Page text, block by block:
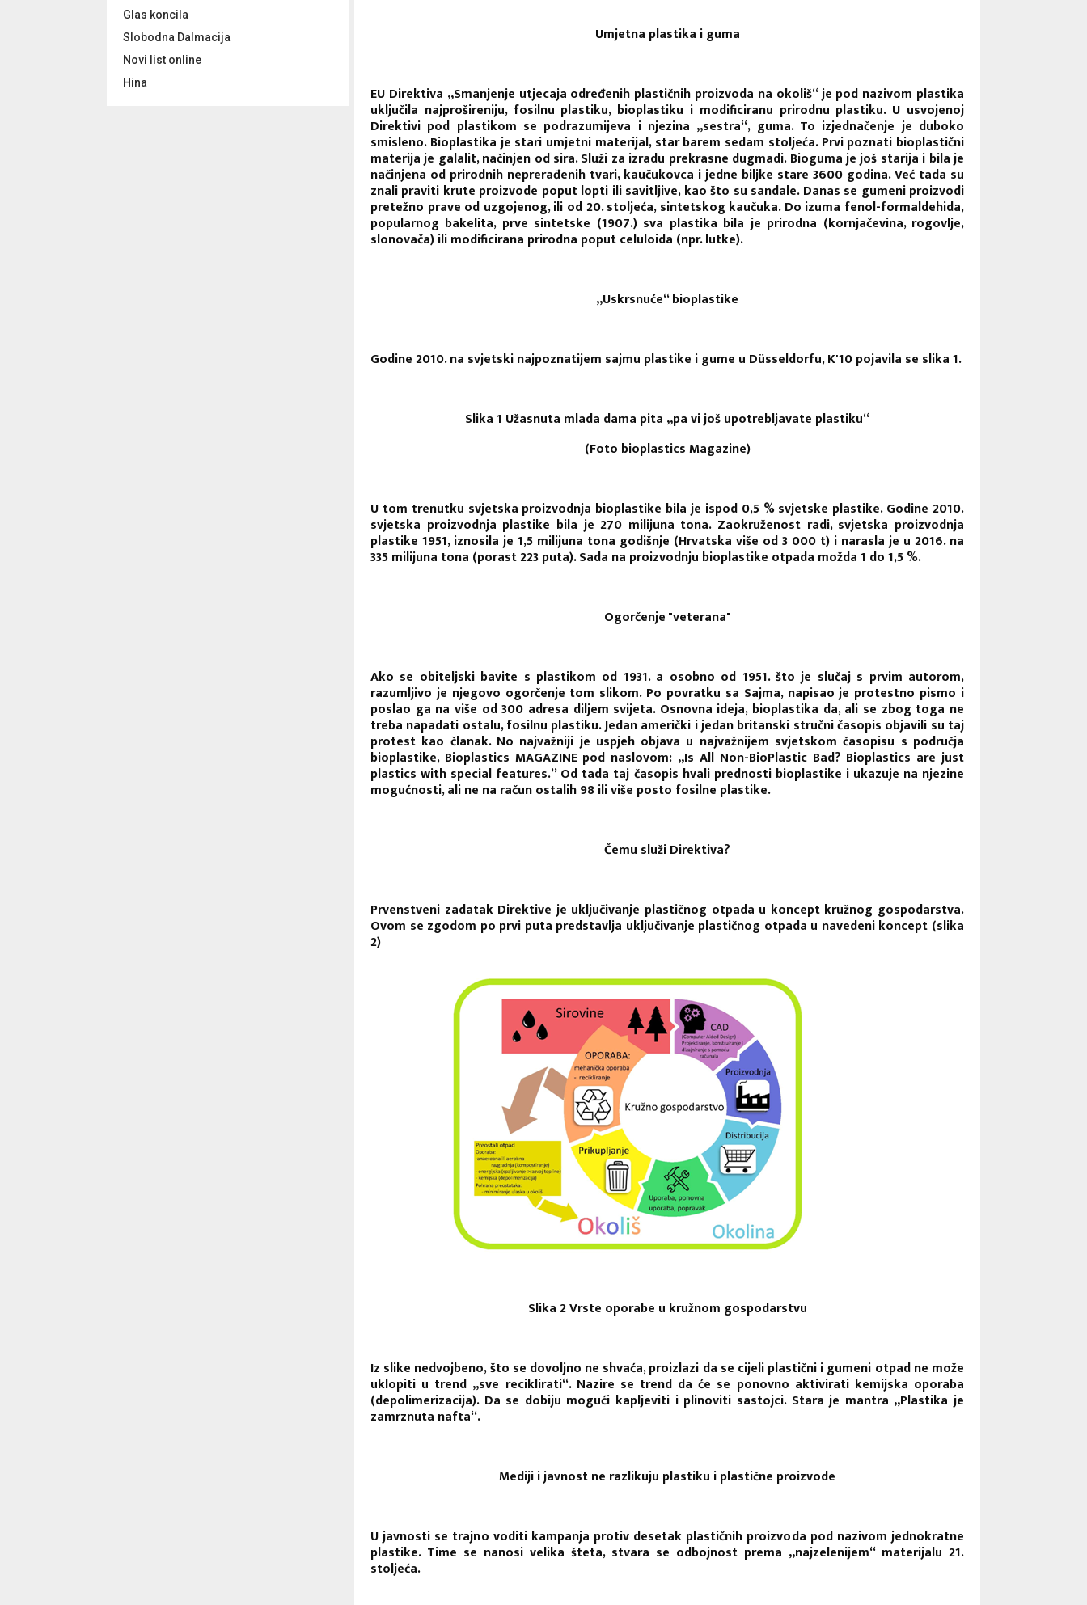
Umjetna plastika i guma
EU Direktiva „Smanjenje utjecaja određenih plastičnih proizvoda na okoliš“ je pod nazivom plastika
uključila najprošireniju, fosilnu plastiku, bioplastiku i modificiranu prirodnu plastiku. U usvojenoj
Direktivi pod plastikom se podrazumijeva i njezina „sestra“, guma. To izjednačenje je duboko
smisleno. Bioplastika je stari umjetni materijal, star barem sedam stoljeća. Prvi poznati bioplastični
materija je galalit, načinjen od sira. Služi za izradu prekrasne dugmadi. Bioguma je još starija i bila je
načinjena od prirodnih neprerađenih tvari, kaučukovca i jedne biljke stare 3600 godina. Već tada su
znali praviti krute proizvode poput lopti ili savitljive, kao što su sandale. Danas se gumeni proizvodi
pretežno prave od uzgojenog, ili od 20. stoljeća, sintetskog kaučuka. Do izuma fenol-formaldehida,
popularnog bakelita, prve sintetske (1907.) sva plastika bila je prirodna (kornjačevina, rogovlje,
slonovača) ili modificirana prirodna poput celuloida (npr. lutke).
„Uskrsnuće“ bioplastike
Godine 2010. na svjetski najpoznatijem sajmu plastike i gume u Düsseldorfu, K'10 pojavila se slika 1.
Slika 1 Užasnuta mlada dama pita „pa vi još upotrebljavate plastiku“
(Foto bioplastics Magazine)
U tom trenutku svjetska proizvodnja bioplastike bila je ispod 0,5 % svjetske plastike. Godine 2010.
svjetska proizvodnja plastike bila je 270 milijuna tona. Zaokruženost radi, svjetska proizvodnja
plastike 1951, iznosila je 1,5 milijuna tona godišnje (Hrvatska više od 3 000 t) i narasla je u 2016. na
335 milijuna tona (porast 223 puta). Sada na proizvodnju bioplastike otpada možda 1 do 1,5 %.
Ogorčenje "veterana"
Ako se obiteljski bavite s plastikom od 1931. a osobno od 1951. što je slučaj s prvim autorom,
razumljivo je njegovo ogorčenje tom slikom. Po povratku sa Sajma, napisao je protestno pismo i
poslao ga na više od 300 adresa diljem svijeta. Osnovna ideja, bioplastika da, ali se zbog toga ne
treba napadati ostalu, fosilnu plastiku. Jedan američki i jedan britanski stručni časopis objavili su taj
protest kao članak. No najvažniji je uspjeh objava u najvažnijem svjetskom časopisu s područja
bioplastike, Bioplastics MAGAZINE pod naslovom: „Is All Non-BioPlastic Bad? Bioplastics are just
plastics with special features.” Od tada taj časopis hvali prednosti bioplastike i ukazuje na njezine
mogućnosti, ali ne na račun ostalih 98 ili više posto fosilne plastike.
Čemu služi Direktiva?
Prvenstveni zadatak Direktive je uključivanje plastičnog otpada u koncept kružnog gospodarstva.
Ovom se zgodom po prvi puta predstavlja uključivanje plastičnog otpada u navedeni koncept (slika
2)
Slika 2 Vrste oporabe u kružnom gospodarstvu
Iz slike nedvojbeno, što se dovoljno ne shvaća, proizlazi da se cijeli plastični i gumeni otpad ne može
uklopiti u trend „sve reciklirati“. Nazire se trend da će se ponovno aktivirati kemijska oporaba
(depolimerizacija). Da se dobiju mogući kapljeviti i plinoviti sastojci. Stara je mantra „Plastika je
zamrznuta nafta“.
Mediji i javnost ne razlikuju plastiku i plastične proizvode
U javnosti se trajno voditi kampanja protiv desetak plastičnih proizvoda pod nazivom jednokratne
plastike. Time se nanosi velika šteta, stvara se odbojnost prema „najzelenijem“ materijalu 21.
stoljeća.
Glas koncila
Slobodna Dalmacija
Novi list online
Hina